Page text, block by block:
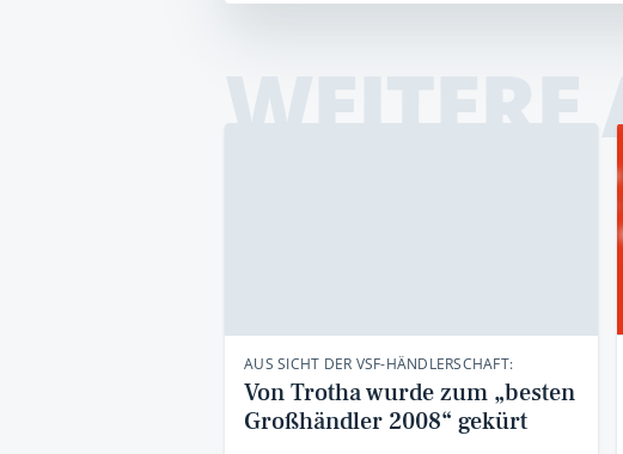
AUS SICHT DER VSF-HÄNDLERSCHAFT:
Von Trotha wurde zum „besten
Großhändler 2008“ gekürt